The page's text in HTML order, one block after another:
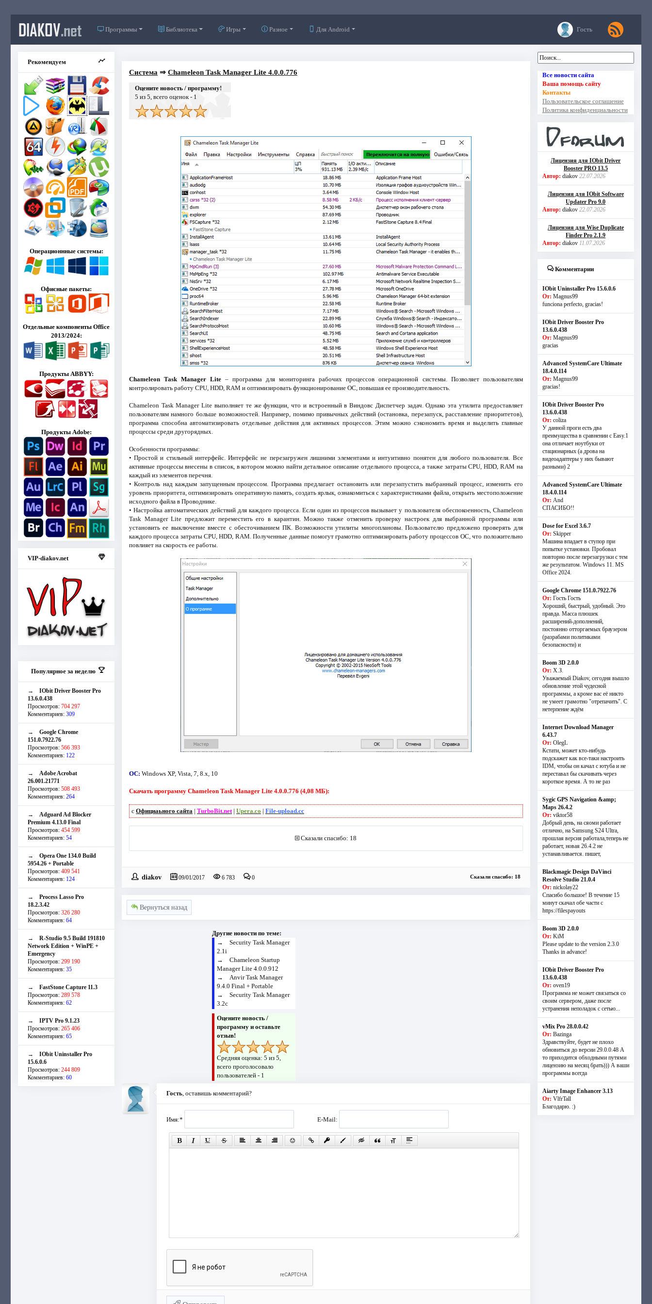
DIAKOV.net Программы Библиотека Игры Разное Для Android Гость
Рекомендуем
Операционнные системы:
Офисные пакеты:
Отдельные компоненты Office
2013/2024:
Продукты ABBYY:
Продукты Adobe:
VIP-diakov.net
Популярное за неделю
→ IObit Driver Booster Pro
13.6.0.438
Просмотров: 704 297
Комментариев: 309
→ Google Chrome
151.0.7922.76
Просмотров: 566 393
Комментариев: 122
→ Adobe Acrobat
26.001.21771
Просмотров: 508 493
Комментариев: 264
→ Adguard Ad Blocker
Premium 4.13.0 Final
Просмотров: 454 599
Комментариев: 54
→ Opera One 134.0 Build
5954.26 + Portable
Просмотров: 409 541
Комментариев: 124
→ Process Lasso Pro
18.2.3.42
Просмотров: 326 280
Комментариев: 64
→ R-Studio 9.5 Build 191810
Network Edition + WinPE +
Emergency
Просмотров: 299 190
Комментариев: 35
→ FastStone Capture 11.3
Просмотров: 289 578
Комментариев: 62
→ IPTV Pro 9.1.23
Просмотров: 265 406
Комментариев: 65
→ IObit Uninstaller Pro
15.6.0.6
Просмотров: 244 809
Комментариев: 60
Система ⇒ Chameleon Task Manager Lite 4.0.0.776
Оцените новость / программу!
5 из 5, всего оценок - 1
Chameleon Task Manager Lite – программа для мониторинга рабочих процессов операционной системы. Позволяет пользователям
контролировать работу CPU, HDD, RAM и оптимизировать функционирование ОС, повышая ее производительность.
Chameleon Task Manager Lite выполняет те же функции, что и встроенный в Виндовс Диспетчер задач. Однако эта утилита предоставляет
пользователям намного больше возможностей. Например, помимо привычных действий (остановка, перезапуск, расставление приоритетов),
программа способна автоматизировать отдельные действия для активных процессов. Этим можно сэкономить время и выделить главные
процессы среди другорядных.
Особенности программы:
• Простой и стильный интерфейс. Интерфейс не перезагружен лишними элементами и интуитивно понятен для любого пользователя. Все
активные процессы внесены в список, в котором можно найти детальное описание отдельного процесса, а также затраты CPU, HDD, RAM на
каждый из элементов перечня.
• Контроль над каждым запущенным процессом. Программа предлагает остановить или перезапустить выбранный процесс, изменить его
уровень приоритета, оптимизировать оперативную память, создать ярлык, ознакомиться с характеристиками файла, открыть местоположение
исходного файла в Проводнике.
• Настройка автоматических действий для каждого процесса. Если один из процессов вызывает у пользователя обеспокоенность, Chameleon
Task Manager Lite предложит переместить его в карантин. Можно также отменить проверку настроек для выбранной программы или
установить ее выключение вместе с обесточиванием ПК. Возможности утилиты многоплановы. Пользователю предложено проверять для
каждого процесса затраты CPU, HDD, RAM. Полученные данные помогут грамотно оптимизировать работу процессов ОС, что положительно
повлияет на скорость ее работы.
ОС: Windows XP, Vista, 7, 8.х, 10
Скачать программу Chameleon Task Manager Lite 4.0.0.776 (4,08 МБ):
с Официаьного сайта | TurboBit.net| Upera.co | File-upload.cc
Сказали спасибо: 18
diakov 09/01/2017 6 783 0 Сказали спасибо: 18
Вернуться назад
Другие новости по теме:
→ Security Task Manager
2.1i
→ Chameleon Startup
Manager Lite 4.0.0.912
→ Anvir Task Manager
9.4.0 Final + Portable
→ Security Task Manager
3.2c
Оцените новость /
программу и оставьте
отзыв!
Средняя оценка: 5 из 5,
всего проголосовало
пользователей - 1
Гость, оставишь комментарий?
Имя:* E-Mail:
Все новости сайта
Ваша помощь сайту
Контакты
Пользовательское соглашение
Политика конфиденциальности
Лицензия для IObit Driver
Booster PRO 13.5
Автор: diakov 22.07.2026
Лицензия для IObit Software
Updater Pro 9.0
Автор: diakov 22.07.2026
Лицензия для Wise Duplicate
Finder Pro 2.1.9
Автор: diakov 11.07.2026
Комментарии
IObit Uninstaller Pro 15.6.0.6
От: Magnus99
funciona perfecto, gracias!
IObit Driver Booster Pro
13.6.0.438
От: Magnus99
gracias
Advanced SystemCare Ultimate
18.4.0.114
От: Magnus99
gracias!
IObit Driver Booster Pro
13.6.0.438
От: coliza
У данной проги есть два
преимущества в сравнении с Easy.1
она отличает ноутбуки от
стационарных (а дрова на
видеоадаптеры у них бывают
разными) 2
Advanced SystemCare Ultimate
18.4.0.114
От: And
СПАСИБО!!
Dose for Excel 3.6.7
От: Skipper
Машина впадает в ступор при
попытке установки. Пробовал
повторно после перезагрузки с тем
же результатом. Windows 11. MS
Offiсe 2024.
Google Chrome 151.0.7922.76
От: Гость Гость
Хороший, быстрый, удобный. Это
правда. Масса плюшек
расширений-дополнений,
постоянно отторгаемых браузером
(разрабами политиками
безопасности) и
Boom 3D 2.0.0
От: Х.З.
Уважаемый Diakov, сегодня вышло
обновление этой чудесной
программы, а кроме вас её никто
не умеет грамотно "отрепачить". С
нетерпение ждём
Internet Download Manager
6.43.7
От: OlegL
Кстати, может кто-нибудь
подскажет как все-таки настроить
IDM, чтобы он качал с ютуба и не
переставал бы скачивать через
короткое время. А то не раз
Sygic GPS Navigation &amp;
Maps 26.4.2
От: viktor58
Добрый день, на сяоми работает
отлично, на Samsung S24 Ultra,
прошлая версия работала,теперь не
работает, новая 26.4.2 не
устанавливается. пишет,
Blackmagic Design DaVinci
Resolve Studio 21.0.4
От: nickolay22
Спасибо большое! В течение 15
минут скачал обе части с
https://filespayouts
Boom 3D 2.0.0
От: KiM
Please update to the version 2.3.0
Thanks in advance!
IObit Driver Booster Pro
13.6.0.438
От: oven19
Программа не может связаться со
своим сервером, даже после
устранения неполадок с сетью...
vMix Pro 28.0.0.42
От: Bazinga
Здравствуйте, будет не плохо
обновиться до версии 29.0.0.48 А
то приходится обходными путями
лицензию на месяц брать))) А ваши
программы всегда
Aiarty Image Enhancer 3.13
От: VlfrTall
Благодарю. :)